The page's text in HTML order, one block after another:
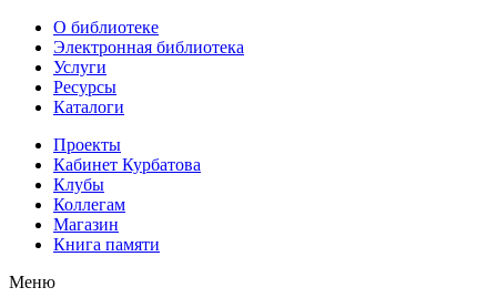
О библиотеке
Электронная библиотека
Услуги
Ресурсы
Каталоги
Проекты
Кабинет Курбатова
Клубы
Коллегам
Магазин
Книга памяти
Меню